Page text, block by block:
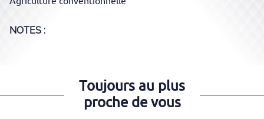
NOTES :
Toujours au plus
proche de vous